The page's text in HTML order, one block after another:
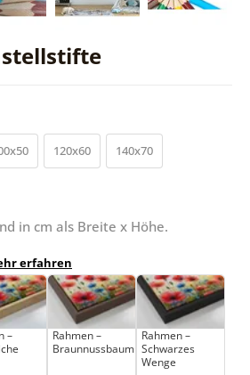
120x60 140x70
in cm als Breite x Höhe.
erfahren
–
Rahmen –
Braunnussbaum
Rahmen –
Schwarzes
Wenge